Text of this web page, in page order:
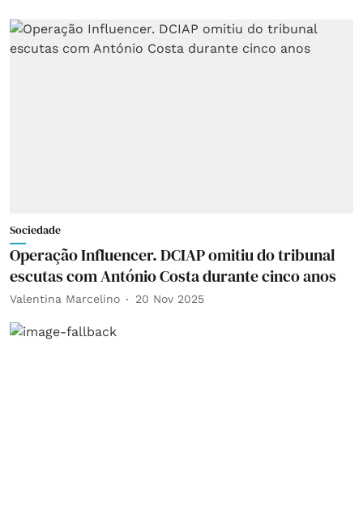
Sociedade
Operação Influencer. DCIAP omitiu do tribunal
escutas com António Costa durante cinco anos
Valentina Marcelino 20 Nov 2025